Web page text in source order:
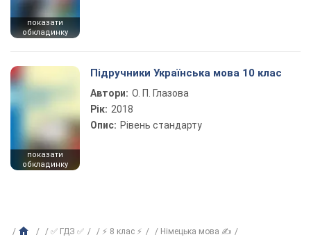
показати
обкладинку
показати
обкладинку
Підручники Українська мова 10 клас
Автори: О. П. Глазова
Рік: 2018
Опис: Рівень стандарту
✅ ГДЗ ✅ ⚡ 8 клас ⚡
Німецька мова ✍